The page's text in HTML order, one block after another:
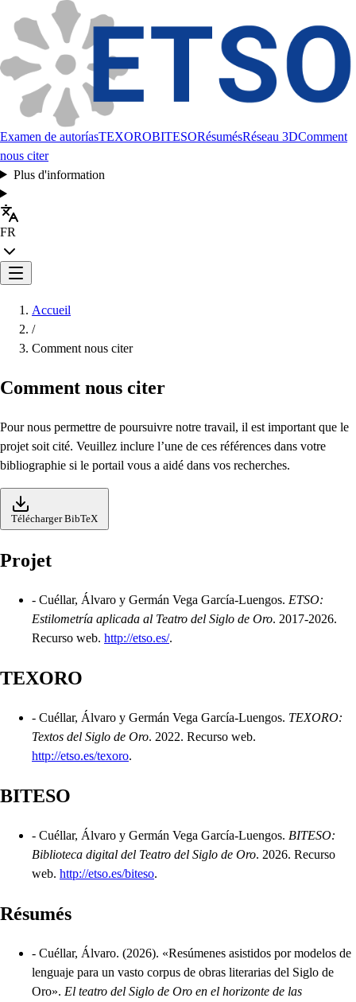
Examen de autoríasTEXOROBITESORésumésRéseau 3DComment
nous citer
Plus d'information
FR
Accueil
/
Comment nous citer
Comment nous citer
Pour nous permettre de poursuivre notre travail, il est important que le
projet soit cité. Veuillez inclure l’une de ces références dans votre
bibliographie si le portail vous a aidé dans vos recherches.
Télécharger BibTeX
Projet
- Cuéllar, Álvaro y Germán Vega García-Luengos. ETSO:
Estilometría aplicada al Teatro del Siglo de Oro. 2017-2026.
Recurso web. http://etso.es/.
TEXORO
- Cuéllar, Álvaro y Germán Vega García-Luengos. TEXORO:
Textos del Siglo de Oro. 2022. Recurso web.
http://etso.es/texoro.
BITESO
- Cuéllar, Álvaro y Germán Vega García-Luengos. BITESO:
Biblioteca digital del Teatro del Siglo de Oro. 2026. Recurso
web. http://etso.es/biteso.
Résumés
- Cuéllar, Álvaro. (2026). «Resúmenes asistidos por modelos de
lenguaje para un vasto corpus de obras literarias del Siglo de
Oro». El teatro del Siglo de Oro en el horizonte de las